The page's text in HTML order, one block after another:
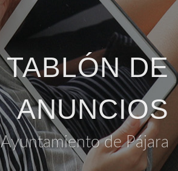
TABLÓN DE
ANUNCIOS
Ayuntamiento de Pájara